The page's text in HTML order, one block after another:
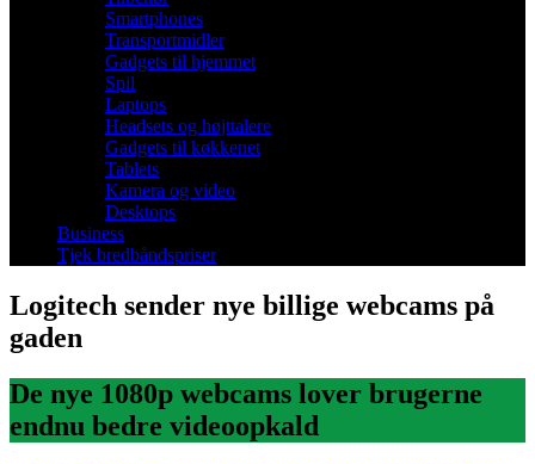
Smartphones
Transportmidler
Gadgets til hjemmet
Spil
Laptops
Headsets og højttalere
Gadgets til køkkenet
Tablets
Kamera og video
Desktops
Business
Tjek bredbåndspriser
Logitech sender nye billige webcams på
gaden
De nye 1080p webcams lover brugerne
endnu bedre videoopkald